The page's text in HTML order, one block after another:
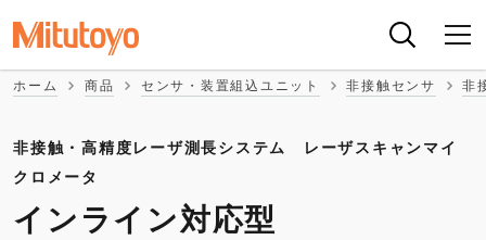
ホーム 商品 センサ・装置組込ユニット 非接触センサ 非
非接触・高精度レーザ測長システム レーザスキャンマイ
クロメータ
インライン対応型